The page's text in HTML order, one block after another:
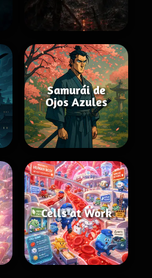
Samurái de
Ojos Azules
Cells at Work